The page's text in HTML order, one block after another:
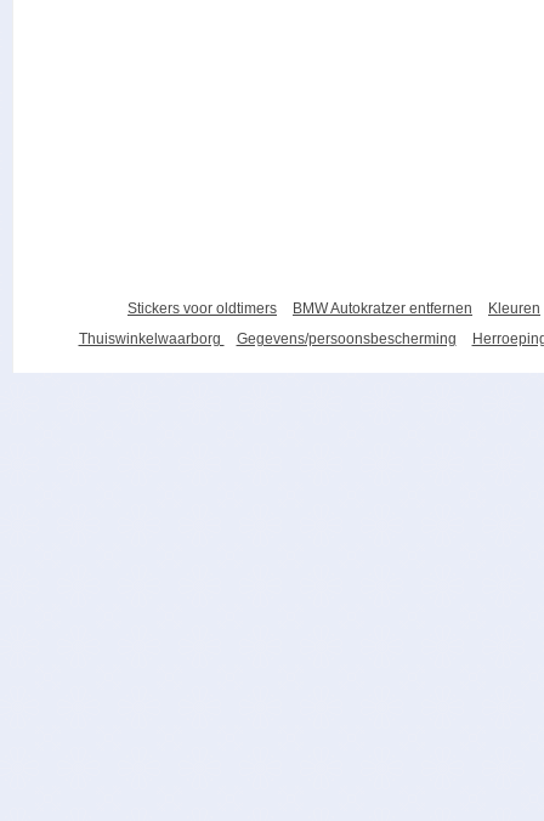
Stickers voor oldtimers BMW Autokratzer entfernen
Kleuren
Thuiswinkelwaarborg
Gegevens/persoonsbescherming